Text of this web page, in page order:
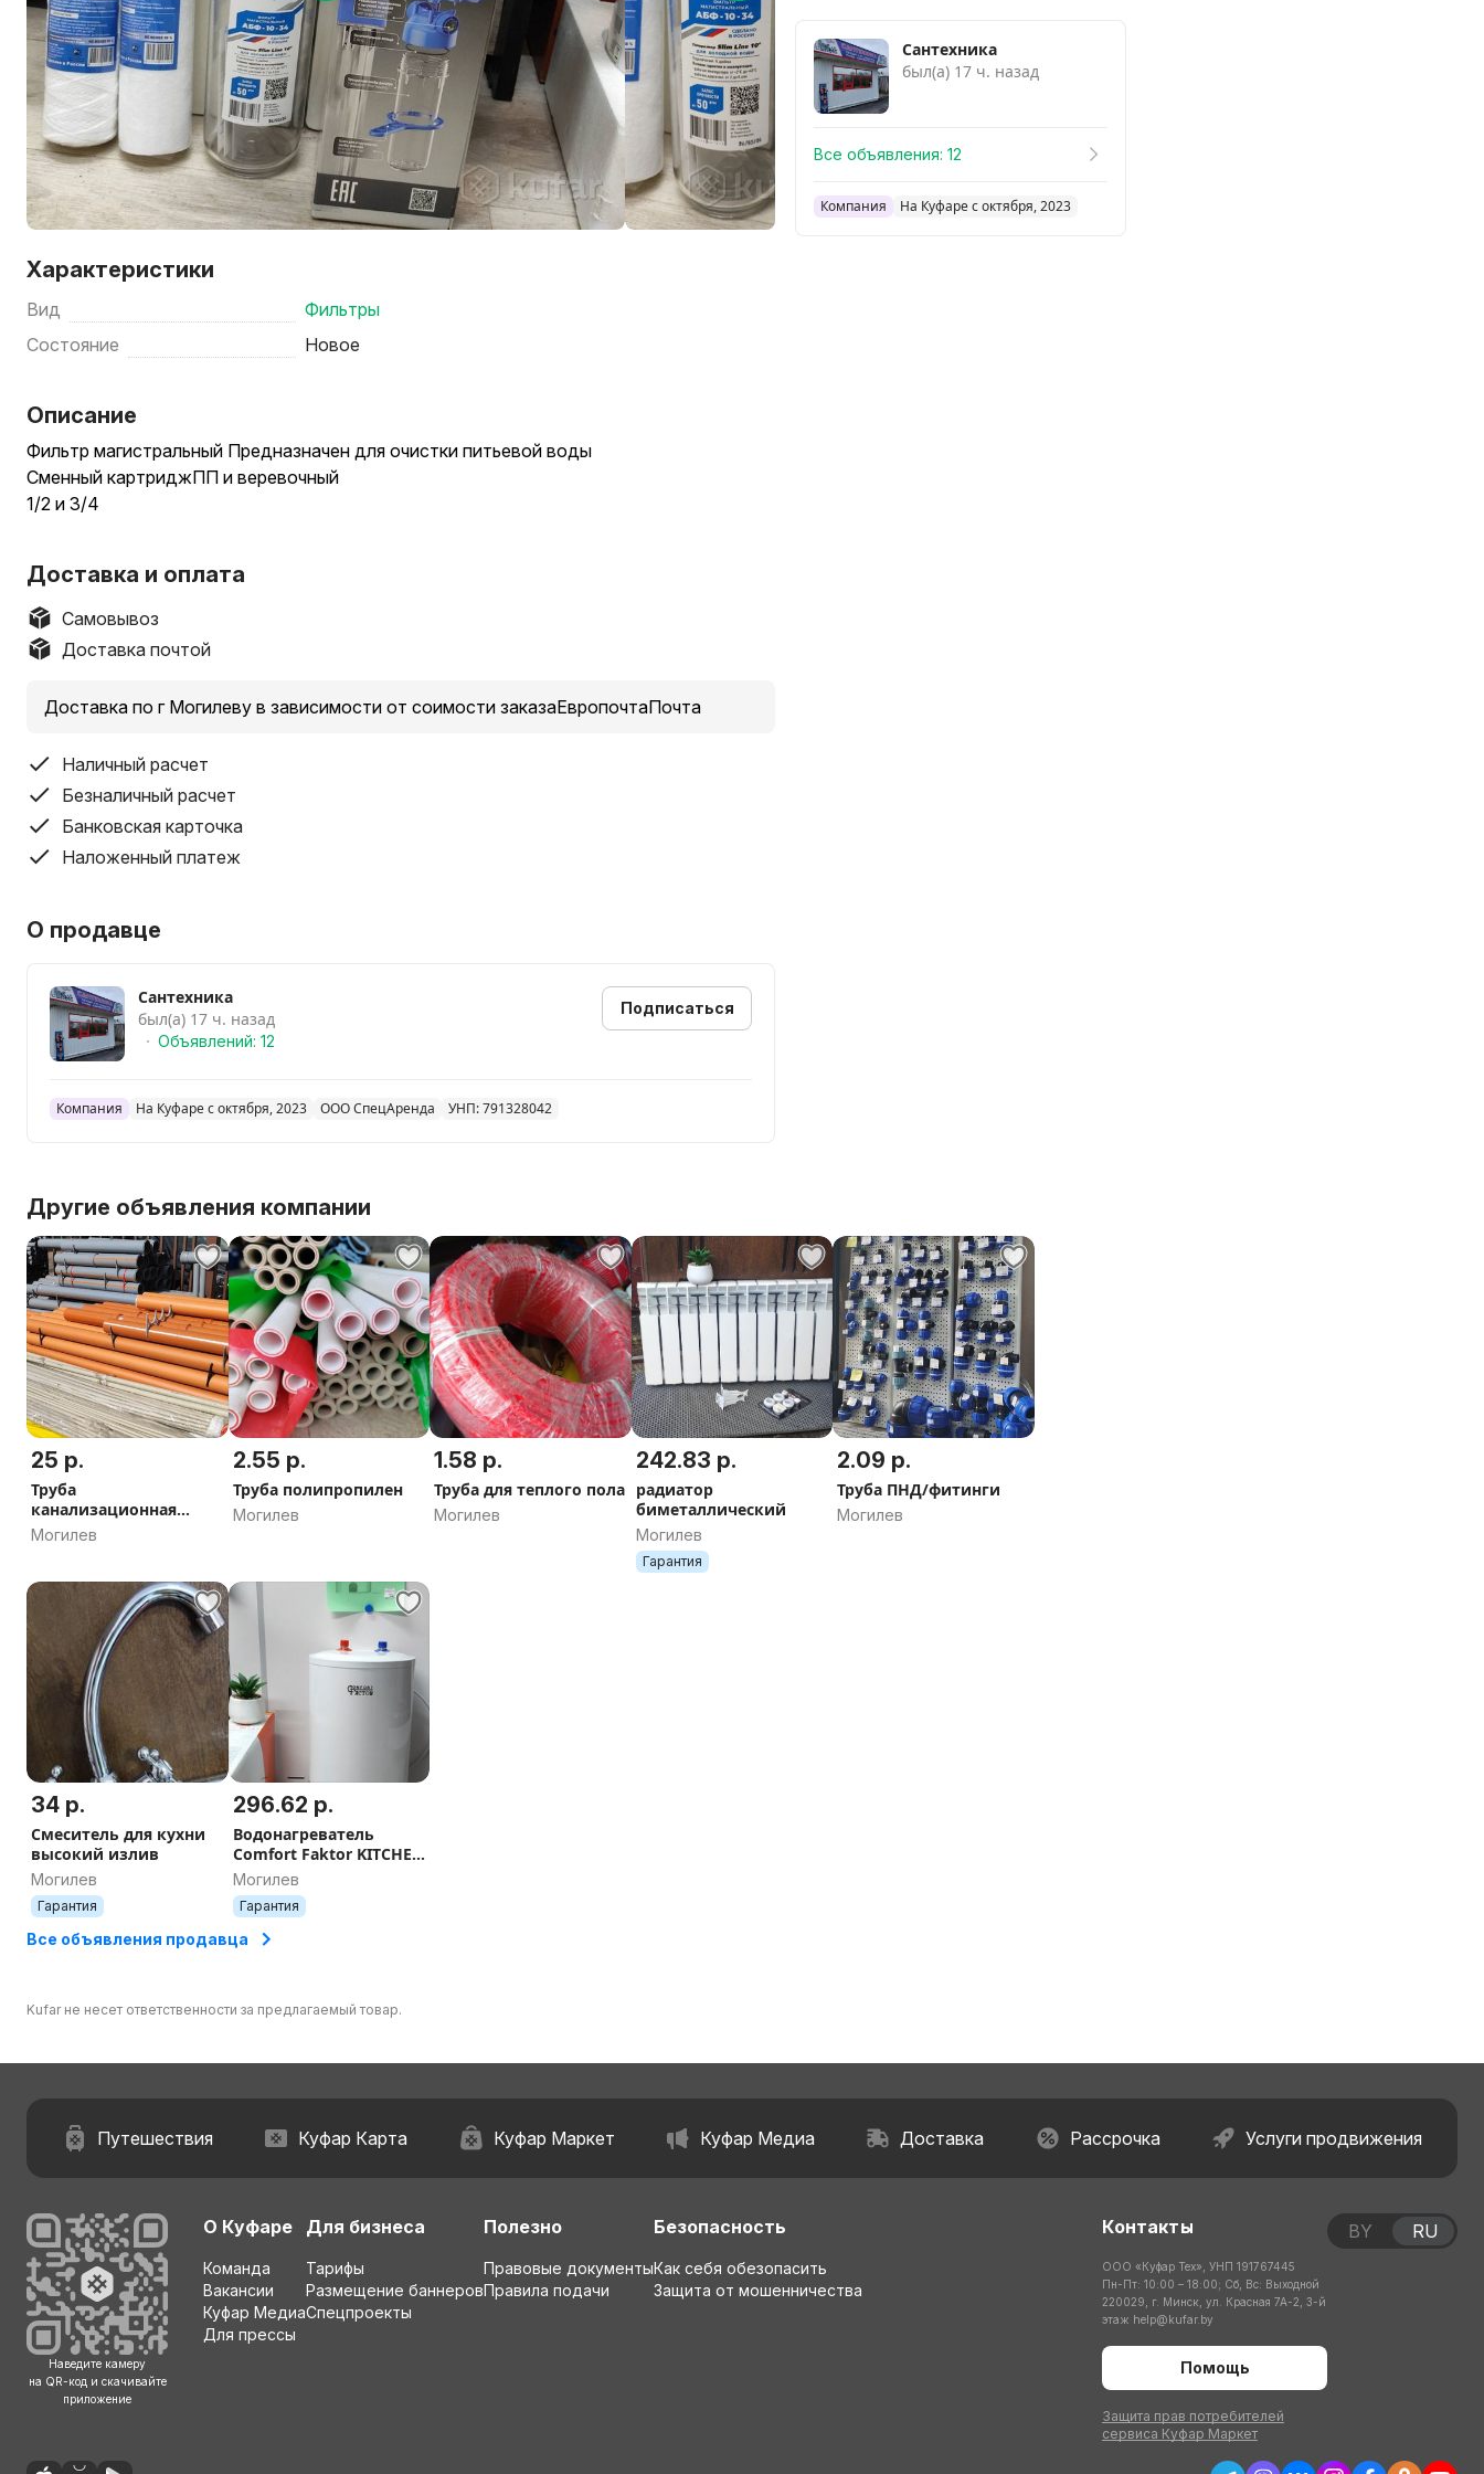
Характеристики
Вид
Фильтры
Состояние
Новое
Описание
Фильтр магистральный Предназначен для очистки питьевой воды
Сменный картриджПП и веревочный
1/2 и 3/4
Доставка и оплата
Самовывоз
Доставка почтой
Доставка по г Могилеву в зависимости от соимости заказаЕвропочтаПочта
Наличный расчет
Безналичный расчет
Банковская карточка
Наложенный платеж
О продавце
Сантехника
был(а) 17 ч. назад
Объявлений: 12
Подписаться
Компания На Куфаре с октября, 2023 ООО СпецАренда УНП: 791328042
Другие объявления компании
25 р.
Труба
канализационная
Внутренняя Наружная
Могилев
2.55 р.
Труба полипропилен
Могилев
1.58 р.
Труба для теплого пола
Могилев
242.83 р.
радиатор
биметаллический
Могилев
Гарантия
2.09 р.
Труба ПНД/фитинги
Могилев
34 р.
Смеситель для кухни
высокий излив
Могилев
Гарантия
296.62 р.
Водонагреватель
Comfort Faktor KITCHEN
15 U
Могилев
Гарантия
Все объявления продавца
Kufar не несет ответственности за предлагаемый товар.
Сантехника
был(а) 17 ч. назад
Все объявления: 12
Компания На Куфаре с октября, 2023
Путешествия Куфар Карта Куфар Маркет Куфар Медиа Доставка Рассрочка Услуги продвижения
Наведите камеру
на QR-код и скачивайте
приложение
О Куфаре
Команда
Вакансии
Куфар Медиа
Для прессы
Для бизнеса
Тарифы
Размещение баннеров
Спецпроекты
Полезно
Правовые документы
Правила подачи
Безопасность
Как себя обезопасить
Защита от мошенничества
Контакты
ООО «Куфар Тех», УНП 191767445
Пн-Пт: 10:00 – 18:00; Сб, Вс: Выходной
220029, г. Минск, ул. Красная 7А-2, 3-й
этаж help@kufar.by
Помощь
Защита прав потребителей
сервиса Куфар Маркет
BY RU